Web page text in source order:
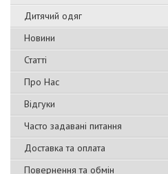
Дитячий одяг
Новини
Статті
Про Нас
Відгуки
Часто задавані питання
Доставка та оплата
Повернення та обмін